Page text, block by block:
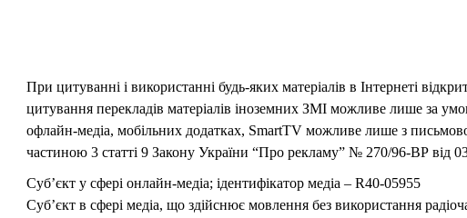
При цитуванні і використанні будь-яких матеріалів в Інтернеті
цитування перекладів матеріалів іноземних ЗМІ можливе лише за
офлайн-медіа, мобільних додатках, SmartTV можливе лише з
частиною 3 статті 9 Закону України “Про рекламу” № 270/96-ВР від
Суб’єкт у сфері онлайн-медіа; ідентифікатор медіа – R40-05955
Суб’єкт в сфері медіа, що здійснює мовлення без використання